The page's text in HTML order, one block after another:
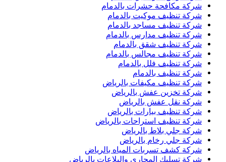
شركة مكافحة حشرات بالدمام
شركة تنظيف موكيت بالدمام
شركة تنظيف مساجد بالدمام
شركة تنظيف مدارس بالدمام
شركة تنظيف شقق بالدمام
شركة تنظيف مجالس بالدمام
شركة تنظيف فلل بالدمام
شركة تنظيف بالدمام
شركة تنظيف مكيفات بالرياض
شركة تخزين عفش بالرياض
شركة نقل عفش بالرياض
شركة تنظيف بيارات بالرياض
شركة تنظيف استراحات بالرياض
شركة جلي بلاط بالرياض
شركة جلي رخام بالرياض
شركة كشف تسربات المياه بالرياض
شركة تسليك المجاري والبلاعات بالرياض